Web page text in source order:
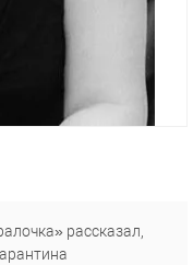
рассказал,